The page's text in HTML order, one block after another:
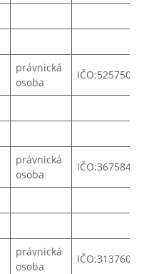
právnická
osoba
IČO:52575098
právnická
osoba
IČO:36758485
právnická
osoba
IČO:31376053